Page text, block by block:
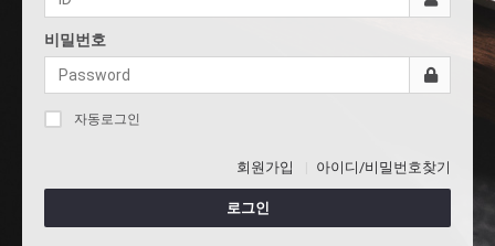
비밀번호
자동로그인
회원가입 아이디/비밀번호찾기
로그인